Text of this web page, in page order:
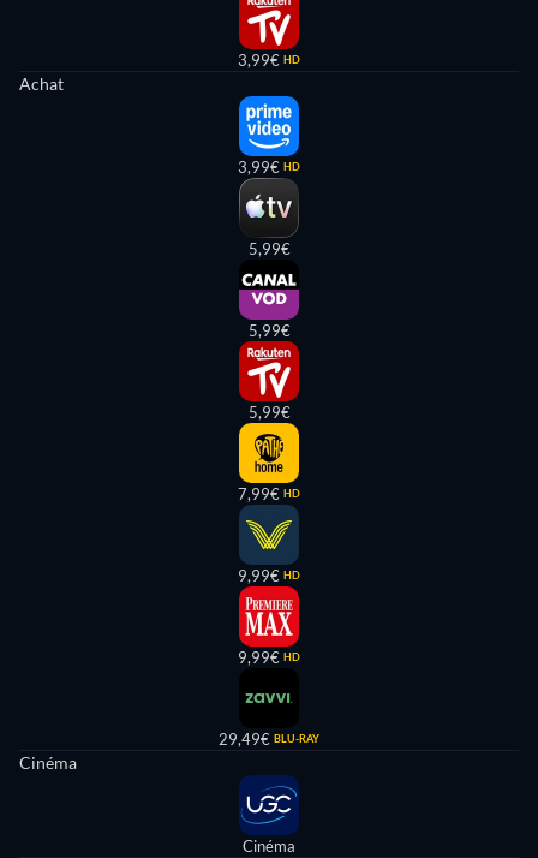
3,99€ HD
Achat
3,99€ HD
5,99€
5,99€
5,99€
7,99€ HD
9,99€ HD
9,99€ HD
29,49€ BLU-RAY
Cinéma
Cinéma